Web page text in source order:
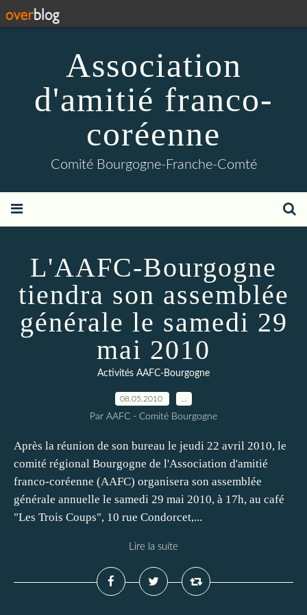
Association
d'amitié franco-
coréenne
Comité Bourgogne-Franche-Comté
L'AAFC-Bourgogne
tiendra son assemblée
générale le samedi 29
mai 2010
Activités AAFC-Bourgogne
08.05.2010
Par AAFC - Comité Bourgogne
Après la réunion de son bureau le jeudi 22 avril 2010, le
comité régional Bourgogne de l'Association d'amitié
franco-coréenne (AAFC) organisera son assemblée
générale annuelle le samedi 29 mai 2010, à 17h, au café
"Les Trois Coups", 10 rue Condorcet,...
Lire la suite